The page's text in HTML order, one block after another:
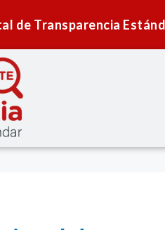
de Transparencia